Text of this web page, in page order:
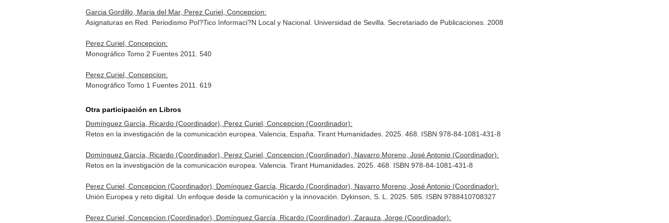
Garcia Gordillo, Maria del Mar, Perez Curiel, Concepcion:
Asignaturas en Red. Periodismo Pol?Tico Informaci?N Local y Nacional. Universidad de Sevilla. Secretariado de Publicaciones. 2008
Perez Curiel, Concepcion:
Monográfico Tomo 2 Fuentes 2011. 540
Perez Curiel, Concepcion:
Monográfico Tomo 1 Fuentes 2011. 619
Otra participación en Libros
Domínguez García, Ricardo (Coordinador), Perez Curiel, Concepcion (Coordinador):
Retos en la investigación de la comunicación europea. Valencia, España. Tirant Humanidades. 2025. 468. ISBN 978-84-1081-431-8
Domínguez García, Ricardo (Coordinador), Perez Curiel, Concepcion (Coordinador), Navarro Moreno, José Antonio (Coordinador):
Retos en la investigación de la comunicación europea. Valencia. Tirant Humanidades. 2025. 468. ISBN 978-84-1081-431-8
Perez Curiel, Concepcion (Coordinador), Domínguez García, Ricardo (Coordinador), Navarro Moreno, José Antonio (Coordinador):
Unión Europea y reto digital. Un enfoque desde la comunicación y la innovación. Dykinson, S. L. 2025. 585. ISBN 9788410708327
Perez Curiel, Concepcion (Coordinador), Domínguez García, Ricardo (Coordinador), Zarauza, Jorge (Coordinador):